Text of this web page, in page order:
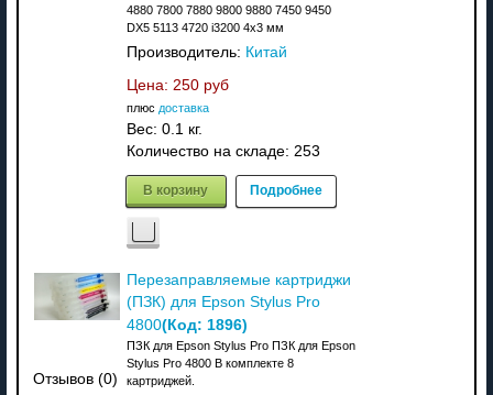
4880 7800 7880 9800 9880 7450 9450
DX5 5113 4720 i3200 4x3 мм
Производитель: Китай
Цена: 250 руб
плюс доставка
Вес: 0.1 кг.
Количество на складе: 253
В корзину Подробнее
Отзывов (0)
Перезаправляемые картриджи
(ПЗК) для Epson Stylus Pro
4800(Код: 1896)
ПЗК для Epson Stylus Pro ПЗК для Epson
Stylus Pro 4800 В комплекте 8
картриджей.